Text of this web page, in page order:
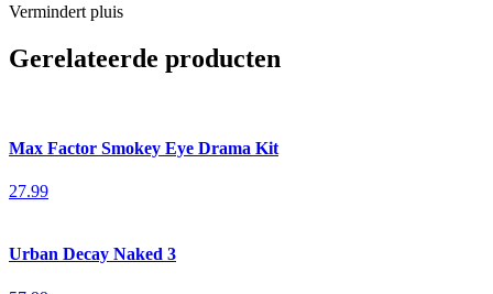
Vermindert pluis
Gerelateerde producten
Max Factor Smokey Eye Drama Kit
27.99
Urban Decay Naked 3